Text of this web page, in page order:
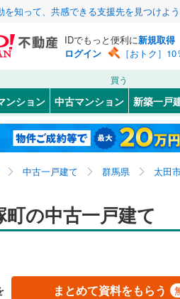
を知って、共感できる支援先を見つけよう
IDでもっと便利に新規取得
ログイン
［おトク］
買う
ンション 中古マンション 新築一戸
中古一戸建て 群馬県 太田
町の中古一戸建て
まとめて資料をもらう
北海道
青森 岩手
東京 神奈川
新潟 長野
大阪 兵庫
前橋市(145)
伊勢崎市(119)
館林市
23)
富岡市
10)
北群馬郡榛東村(3)
甘楽郡甘楽町(1)
飯塚町(1)
新道町(1)
八幡町
1)
下小林町 (1)
東金井町(1)
茂木町(1)
高崎線(0)
両毛線(0)
東武伊勢崎線 (0)
リフォーム、リノベーション
リノベーション・リフ
（0）
設備
床暖房 0）
駐車場2台以上（1）
（0）
この検索条